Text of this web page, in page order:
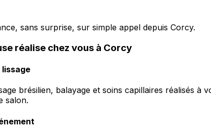
sans surprise, sur simple appel depuis Corcy.
réalise chez vous à Corcy
brésilien, balayage et soins capillaires réalisés
salon.